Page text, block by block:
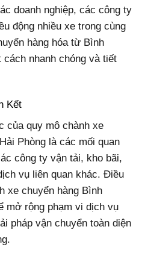
doanh nghiệp, các công ty
động nhiều xe trong cùng
hàng hóa từ Bình
nhanh chóng và tiết
Kết
của quy mô chành xe
Phòng là các mối quan
công ty vận tải, kho bãi,
vụ liên quan khác. Điều
xe chuyển hàng Bình
mở rộng phạm vi dịch vụ
pháp vận chuyển toàn diện